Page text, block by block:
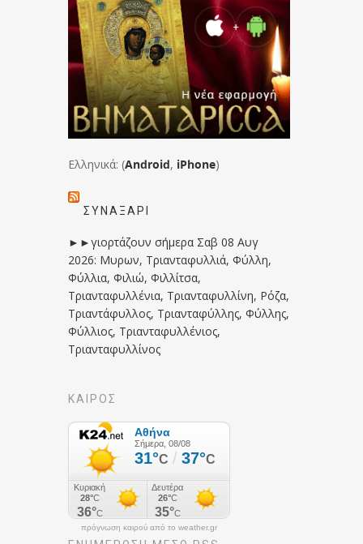
Ελληνικά: (Android, iPhone)
ΣΥΝΑΞΆΡΙ
►►γιορτάζουν σήμερα Σαβ 08 Αυγ
2026: Μυρων, Τριανταφυλλιά, Φύλλη,
Φύλλια, Φιλιώ, Φιλλίτσα,
Τριανταφυλλένια, Τριανταφυλλίνη, Ρόζα,
Τριαντάφυλλος, Τριανταφύλλης, Φύλλης,
Φύλλιος, Τριανταφυλλένιος,
Τριανταφυλλίνος
ΚΑΙΡΟΣ
πρόγνωση καιρού από το weather.gr